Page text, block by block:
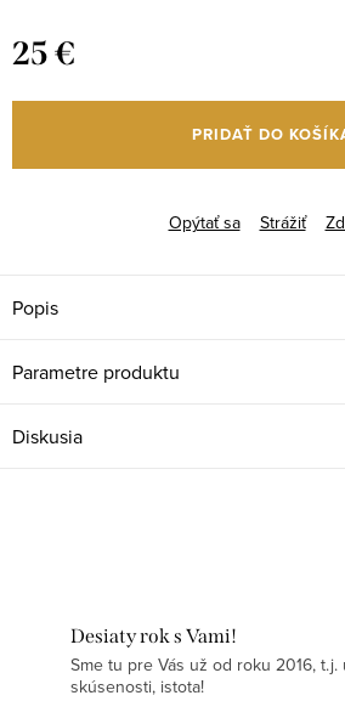
25 €
cena:
PRIDAŤ DO
Opýtať sa Strážiť
Popis
Parametre produktu
Diskusia
Desiaty rok s Vami!
Sme tu pre Vás už od roku 2016, t.j.
skúsenosti, istota!